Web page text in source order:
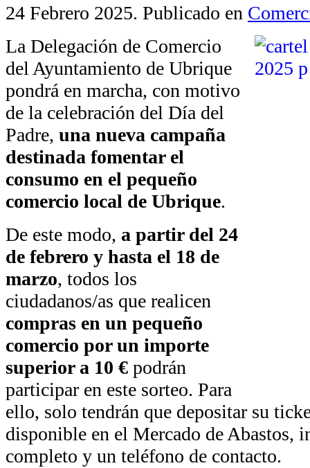
24 Febrero 2025. Publicado en
La Delegación de Comercio
del Ayuntamiento de Ubrique
pondrá en marcha, con motivo
de la celebración del Día del
Padre, una nueva campaña
destinada fomentar el
consumo en el pequeño
comercio local de Ubrique.
De este modo, a partir del 24
de febrero y hasta el 18 de
marzo, todos los
ciudadanos/as que realicen
compras en un pequeño
comercio por un importe
superior a 10 € podrán
participar en este sorteo. Para
ello, solo tendrán que depositar su
disponible en el Mercado de Abastos,
completo y un teléfono de contacto.